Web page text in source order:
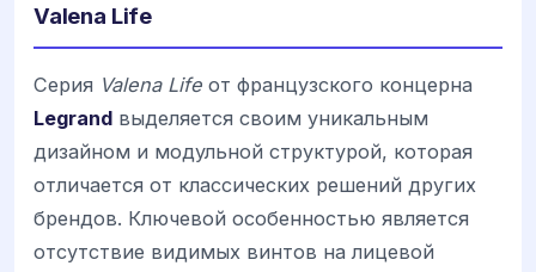
Valena Life
Серия Valena Life от французского концерна
Legrand выделяется своим уникальным
дизайном и модульной структурой, которая
отличается от классических решений других
брендов. Ключевой особенностью является
отсутствие видимых винтов на лицевой